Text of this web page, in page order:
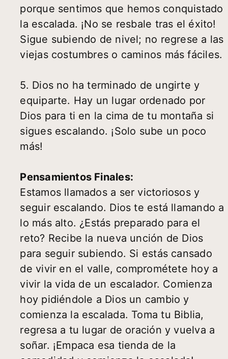
porque sentimos que hemos conquistado
la escalada. ¡No se resbale tras el éxito!
Sigue subiendo de nivel; no regrese a las
viejas costumbres o caminos más fáciles.
5. Dios no ha terminado de ungirte y
equiparte. Hay un lugar ordenado por
Dios para ti en la cima de tu montaña si
sigues escalando. ¡Solo sube un poco
más!
Pensamientos Finales:
Estamos llamados a ser victoriosos y
seguir escalando. Dios te está llamando a
lo más alto. ¿Estás preparado para el
reto? Recibe la nueva unción de Dios
para seguir subiendo. Si estás cansado
de vivir en el valle, comprométete hoy a
vivir la vida de un escalador. Comienza
hoy pidiéndole a Dios un cambio y
comienza la escalada. Toma tu Biblia,
regresa a tu lugar de oración y vuelva a
soñar. ¡Empaca esa tienda de la